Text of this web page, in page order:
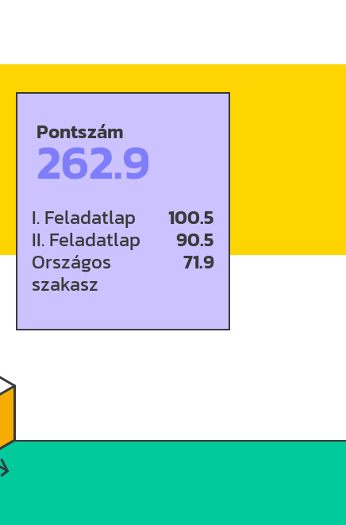
Pontszám
262.9
I. Feladatlap
100.5
II. Feladatlap
90.5
Országos
szakasz
71.9